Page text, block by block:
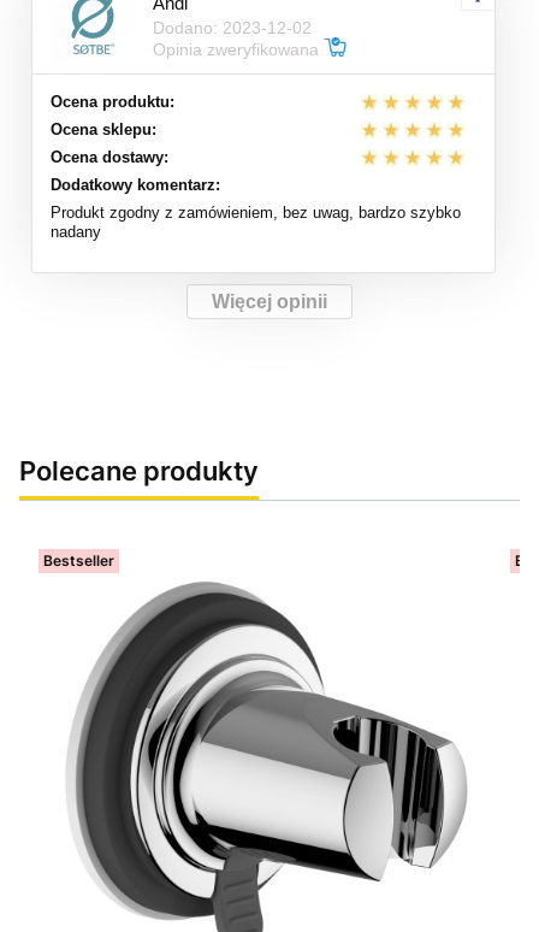
Dodano: 2023-12-02
Opinia zweryfikowana
Ocena produktu:
Ocena sklepu:
Ocena dostawy:
Dodatkowy komentarz:
Produkt zgodny z zamówieniem, bez uwag, bardzo szybko
nadany
Więcej opinii
Polecane produkty
Bestseller